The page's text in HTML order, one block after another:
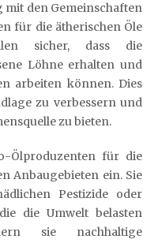
den Gemeinschaften
für die ätherischen Öle
sicher, dass die
Löhne erhalten und
arbeiten können. Dies
zu verbessern und
zu bieten.
Ölproduzenten für die
Anbaugebieten ein. Sie
Pestizide oder
die Umwelt belasten
sie nachhaltige